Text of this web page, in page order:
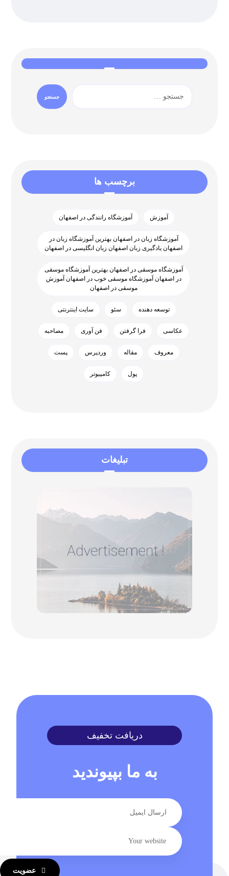
برچسب ها
آموزش آموزشگاه رانندگی در اصفهان
آموزشگاه زبان در اصفهان بهترین آموزشگاه زبان در
اصفهان یادگیری زبان اصفهان زبان انگلیسی در اصفهان
آموزشگاه موسقی در اصفهان بهترین آموزشگاه موسقی
در اصفهان آموزشگاه موسقی خوب در اصفهان آموزش
موسقی در اصفهان
توسعه دهنده سئو سایت اینترنتی
عکاسی فرا گرفتن فن آوری مصاحبه
معروف مقاله وردپرس پست
پول کامپیوتر
تبلیغات
دریافت تخفیف
به ما بپیوندید
عضویت